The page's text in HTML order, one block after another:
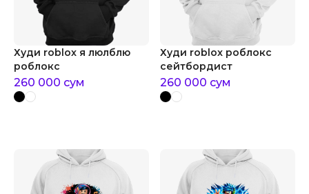
Худи roblox я люлблю
роблокс
260 000 сум
Худи roblox роблокс
сейтбордист
260 000 сум